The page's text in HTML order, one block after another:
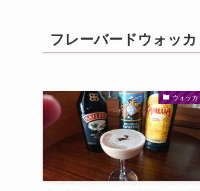
フレーバードウォッカ
ウォッカ